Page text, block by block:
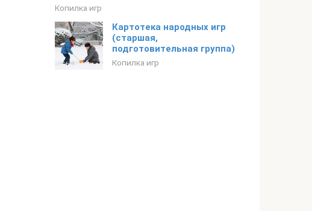
Копилка игр
Картотека народных игр
(старшая,
подготовительная группа)
Копилка игр